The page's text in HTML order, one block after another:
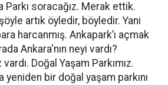
Parkı soracağız. Merak ettik.
artık öyledir, böyledir. Yani
harcanmış. Ankapark’ı açmak
Ankara'nın neyi vardı?
Doğal Yaşam Parkımız.
yeniden bir doğal yaşam parkını